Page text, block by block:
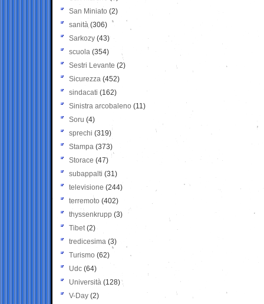
San Miniato (2)
sanità (306)
Sarkozy (43)
scuola (354)
Sestri Levante (2)
Sicurezza (452)
sindacati (162)
Sinistra arcobaleno (11)
Soru (4)
sprechi (319)
Stampa (373)
Storace (47)
subappalti (31)
televisione(244)
terremoto (402)
thyssenkrupp (3)
Tibet(2)
tredicesima (3)
Turismo (62)
Udc (64)
Università (128)
V-Day (2)